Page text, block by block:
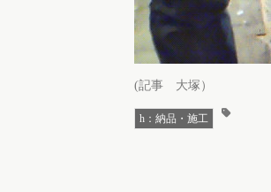
(記事 大塚）
h：納品・施工